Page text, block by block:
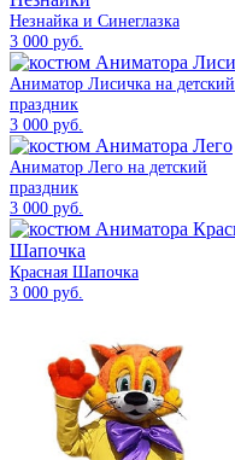
Незнайка и Синеглазка
3 000 руб.
Аниматор Лисичка на детский
праздник
3 000 руб.
Аниматор Лего на детский
праздник
3 000 руб.
Красная Шапочка
3 000 руб.